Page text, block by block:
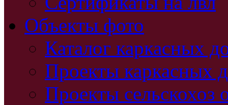
Объекты фото
Каталог каркасных
Проекты каркасных
Проекты сельскохоз